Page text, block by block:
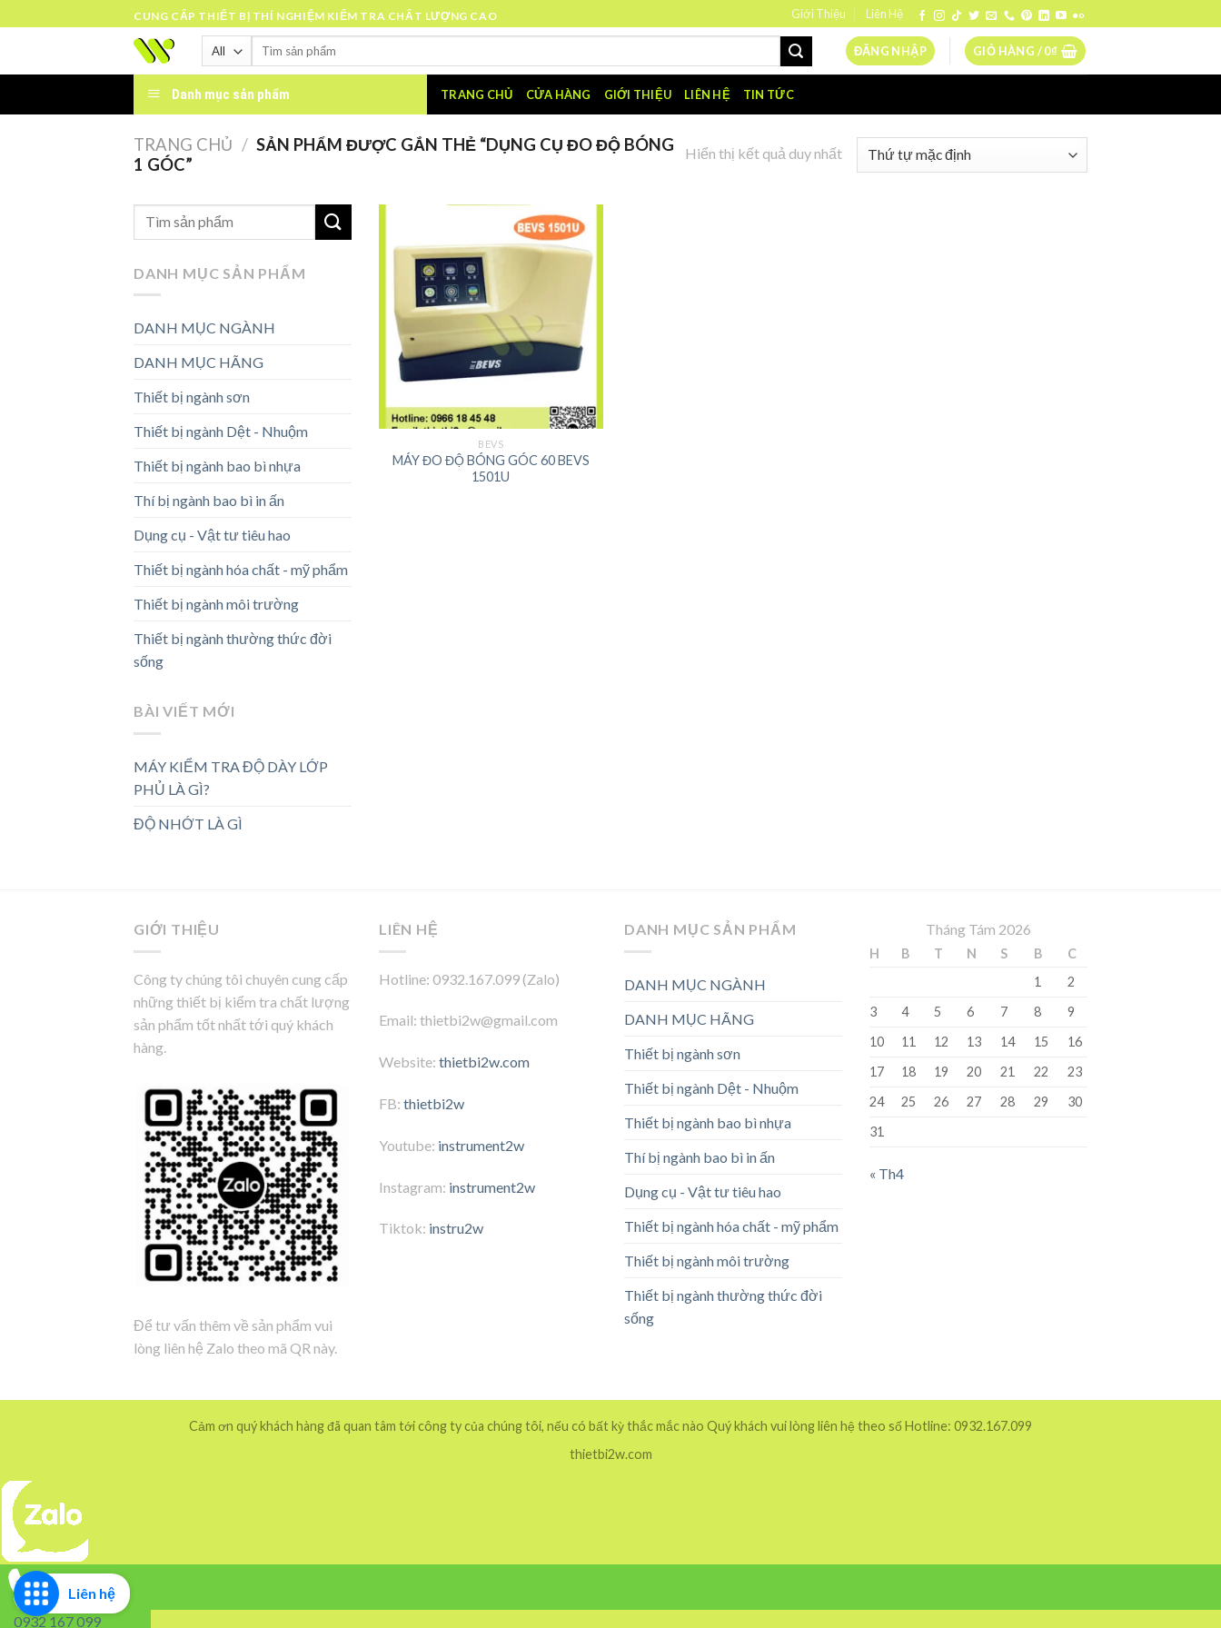
to
CUNG CẤP THIẾT BỊ THÍ NGHIỆM KIỂM TRA CHẤT LƯỢNG CAO Giới Thiệu Liên Hệ
Tìm
ĐĂNG NHẬP GIỎ HÀNG /0₫
Danh mục sản phẩm TRANG CHỦ CỬA HÀNG GIỚI THIỆU LIÊN HỆ TIN TỨC
TRANG CHỦ / SẢN PHẨM ĐƯỢC GẮN THẺ “DỤNG CỤ ĐO ĐỘ BÓNG
1 GÓC”
Hiển thị kết quả duy nhất
DANH MỤC SẢN PHẨM
DANH MỤC NGÀNH
DANH MỤC HÃNG
Thiết bị ngành sơn
Thiết bị ngành Dệt - Nhuộm
Thiết bị ngành bao bì nhựa
Thí bị ngành bao bì in ấn
Dụng cụ - Vật tư tiêu hao
Thiết bị ngành hóa chất - mỹ phẩm
Thiết bị ngành môi trường
Thiết bị ngành thường thức đời
sống
BÀI VIẾT MỚI
MÁY KIỂM TRA ĐỘ DÀY LỚP
PHỦ LÀ GÌ?
ĐỘ NHỚT LÀ GÌ
BEVS
MÁY ĐO ĐỘ BÓNG GÓC 60 BEVS
1501U
GIỚI THIỆU
Công ty chúng tôi chuyên cung cấp
những thiết bị kiểm tra chất lượng
sản phẩm tốt nhất tới quý khách
hàng.
Để tư vấn thêm về sản phẩm vui
lòng liên hệ Zalo theo mã QR này.
LIÊN HỆ
Hotline: 0932.167.099 (Zalo)
Email: thietbi2w@gmail.com
Website: thietbi2w.com
FB: thietbi2w
Youtube: instrument2w
Instagram: instrument2w
Tiktok: instru2w
DANH MỤC SẢN PHẨM
DANH MỤC NGÀNH
DANH MỤC HÃNG
Thiết bị ngành sơn
Thiết bị ngành Dệt - Nhuộm
Thiết bị ngành bao bì nhựa
Thí bị ngành bao bì in ấn
Dụng cụ - Vật tư tiêu hao
Thiết bị ngành hóa chất - mỹ phẩm
Thiết bị ngành môi trường
Thiết bị ngành thường thức đời
sống
Tháng Tám 2026
H B T N S B
C
1
2
3
4 5 6 7 8
9
10
11 12 13 14 15
16
17
18 19 20 21 22
23
24
25 26 27 28 29
30
31
« Th4
Cảm ơn quý khách hàng đã quan tâm tới công ty của chúng tôi, nếu có bất kỳ thắc mắc nào Quý khách vui lòng liên hệ theo số Hotline: 0932.167.099
thietbi2w.com
Liên hệ
0932 167 099